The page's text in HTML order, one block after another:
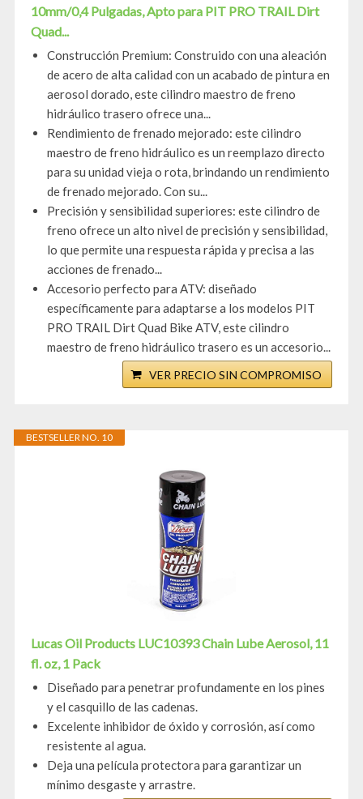
10mm/0,4 Pulgadas, Apto para PIT PRO TRAIL Dirt
Quad...
Construcción Premium: Construido con una aleación
de acero de alta calidad con un acabado de pintura en
aerosol dorado, este cilindro maestro de freno
hidráulico trasero ofrece una...
Rendimiento de frenado mejorado: este cilindro
maestro de freno hidráulico es un reemplazo directo
para su unidad vieja o rota, brindando un rendimiento
de frenado mejorado. Con su...
Precisión y sensibilidad superiores: este cilindro de
freno ofrece un alto nivel de precisión y sensibilidad,
lo que permite una respuesta rápida y precisa a las
acciones de frenado...
Accesorio perfecto para ATV: diseñado
específicamente para adaptarse a los modelos PIT
PRO TRAIL Dirt Quad Bike ATV, este cilindro
maestro de freno hidráulico trasero es un accesorio...
VER PRECIO SIN COMPROMISO
BESTSELLER NO. 10
Lucas Oil Products LUC10393 Chain Lube Aerosol, 11
fl. oz, 1 Pack
Diseñado para penetrar profundamente en los pines
y el casquillo de las cadenas.
Excelente inhibidor de óxido y corrosión, así como
resistente al agua.
Deja una película protectora para garantizar un
mínimo desgaste y arrastre.